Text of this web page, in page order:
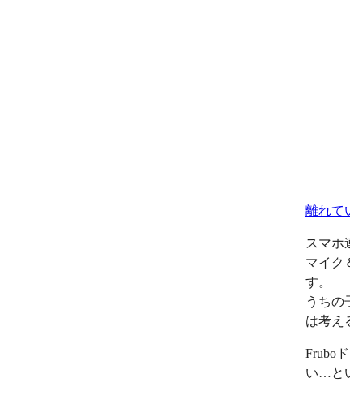
離れて
スマホ
マイク
す。
うちの
は考え
Frubo
い…と